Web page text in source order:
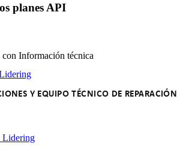
planes API
Información técnica
Y EQUIPO TÉCNICO DE REPARACIÓN